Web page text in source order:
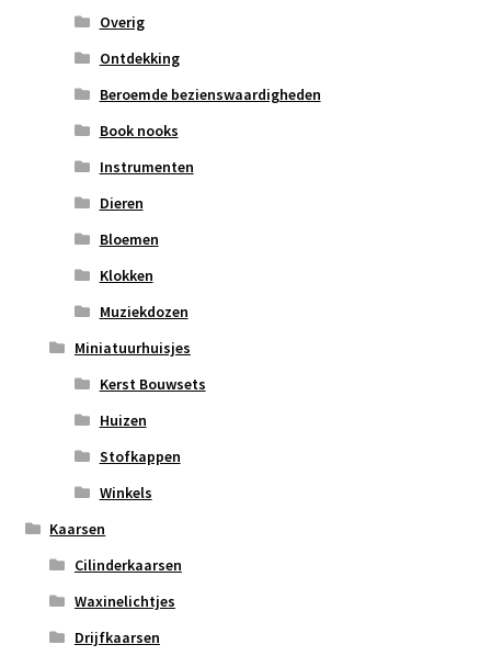
Overig
Ontdekking
Beroemde bezienswaardigheden
Book nooks
Instrumenten
Dieren
Bloemen
Klokken
Muziekdozen
Miniatuurhuisjes
Kerst Bouwsets
Huizen
Stofkappen
Winkels
Kaarsen
Cilinderkaarsen
Waxinelichtjes
Drijfkaarsen